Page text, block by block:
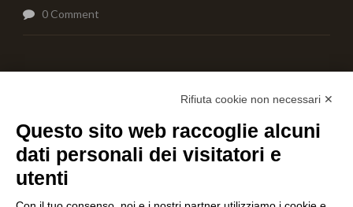
0 Comment
Rifiuta cookie non necessari ✕
Questo sito web raccoglie alcuni
dati personali dei visitatori e
utenti